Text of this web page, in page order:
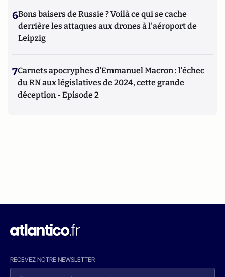
6Bons baisers de Russie ? Voilà ce qui se cache
derrière les attaques aux drones à l'aéroport de
Leipzig
7Carnets apocryphes d’Emmanuel Macron : l’échec
du RN aux législatives de 2024, cette grande
déception - Episode 2
RECEVEZ NOTRE NEWSLETTER